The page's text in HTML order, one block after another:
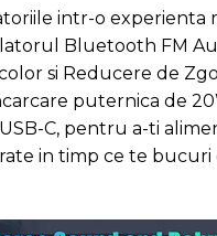
intr-o experienta
Bluetooth FM
si Reducere de
puternica de
C, pentru a-ti
in timp ce te bucuri